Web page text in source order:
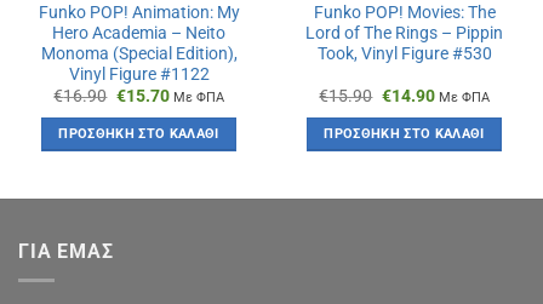
Funko POP! Animation: My
Hero Academia – Neito
Monoma (Special Edition),
Vinyl Figure #1122
€16.90 Original
was:
€16.90.
€15.70Η
τιμή
είναι:
€15.70.
Με ΦΠΑ
ΠΡΟΣΘΉΚΗ ΣΤΟ ΚΑΛΆΘΙ
Funko POP! Movies: The
Lord of The Rings – Pippin
Took, Vinyl Figure #530
€15.90 Original
was:
€15.90.
€14.90Η
τιμή
είναι:
€14.90.
Με ΦΠΑ
ΠΡΟΣΘΉΚΗ ΣΤΟ ΚΑΛΆΘΙ
ΓΙΑ ΕΜΑΣ